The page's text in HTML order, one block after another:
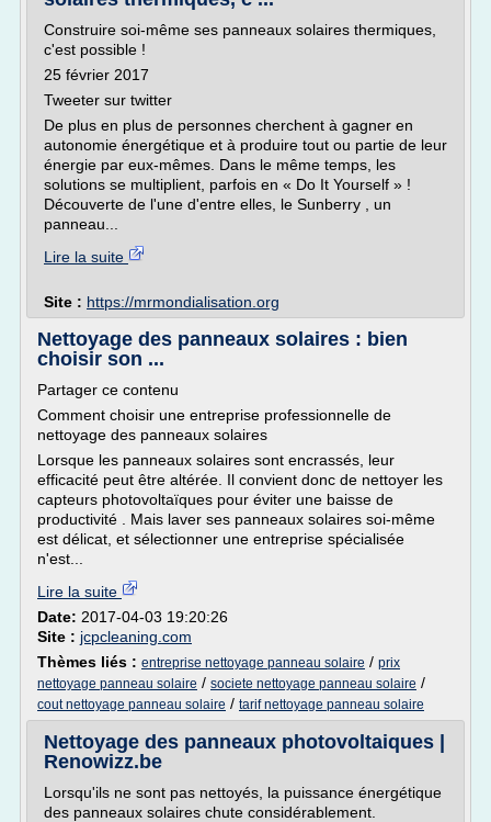
Construire soi-même ses panneaux solaires thermiques,
c'est possible !
25 février 2017
Tweeter sur twitter
De plus en plus de personnes cherchent à gagner en
autonomie énergétique et à produire tout ou partie de leur
énergie par eux-mêmes. Dans le même temps, les
solutions se multiplient, parfois en « Do It Yourself » !
Découverte de l'une d'entre elles, le Sunberry , un
panneau...
Lire la suite
Site : https://mrmondialisation.org
Nettoyage des panneaux solaires : bien
choisir son ...
Partager ce contenu
Comment choisir une entreprise professionnelle de
nettoyage des panneaux solaires
Lorsque les panneaux solaires sont encrassés, leur
efficacité peut être altérée. Il convient donc de nettoyer les
capteurs photovoltaïques pour éviter une baisse de
productivité . Mais laver ses panneaux solaires soi-même
est délicat, et sélectionner une entreprise spécialisée
n'est...
Lire la suite
Date: 2017-04-03 19:20:26
Site : jcpcleaning.com
Thèmes liés : entreprise nettoyage panneau solaire / prix
nettoyage panneau solaire / societe nettoyage panneau solaire /
cout nettoyage panneau solaire / tarif nettoyage panneau solaire
Nettoyage des panneaux photovoltaiques |
Renowizz.be
Lorsqu'ils ne sont pas nettoyés, la puissance énergétique
des panneaux solaires chute considérablement.